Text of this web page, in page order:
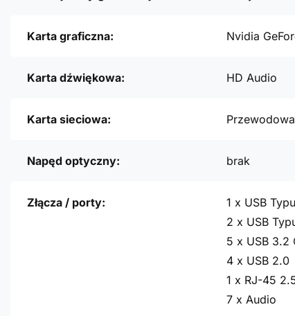
Karta graficzna: Nvidia
Karta dźwiękowa: HD Audio
Karta sieciowa:
Napęd optyczny: brak
Złącza / porty:
1 x USB
2 x USB
5 x USB 3.2
4 x USB 2.0
1 x RJ-45
7 x Audio